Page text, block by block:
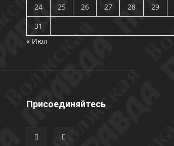
24
25 26 27 28 29
31
« Июл
Присоединяйтесь